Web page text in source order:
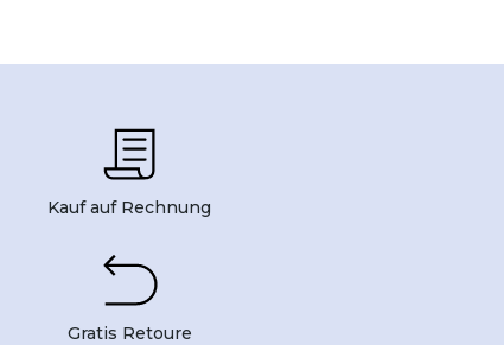
Kauf auf Rechnung
Gratis Retoure